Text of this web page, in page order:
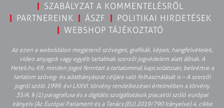
SZABÁLYZAT A KOMMENTELÉSRŐL
PARTNEREINK
ÁSZF
POLITIKAI HIRDETÉSEK
WEBSHOP TÁJÉKOZTATÓ
Az ezen a weboldalon megjelenő szövegek, grafikák, képek, hangfelvételek,
video anyagok vagy egyéb tartalmak szerzői jogvédelem alatt állnak. A
Hetek.hu Kft. minden jogot fenntart a tartalommal kapcsolatosan, beleértve a
tartalom szöveg- és adatbányászat céljára való felhasználását is – A szerzői
jogról szóló 1999. évi LXXVI. törvény rendelkezései értelmében a törvény
35/A. § (1) paragrafusa és a digitális szolgáltatások piacairól szóló európai
irányelv (Az Európai Parlament és a Tanács (EU) 2019/790 Irányelve) 4. cikke